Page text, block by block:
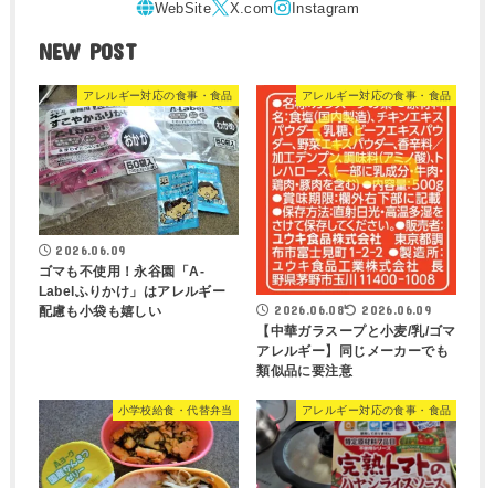
NEW POST
アレルギー対応の食事・食品
2026.06.09
ゴマも不使用！永谷園「A-
Labelふりかけ」はアレルギー
配慮も小袋も嬉しい
アレルギー対応の食事・食品
2026.06.08 2026.06.09
【中華ガラスープと小麦/乳/ゴマ
アレルギー】同じメーカーでも
類似品に要注意
小学校給食・代替弁当 アレルギー対応の食事・食品